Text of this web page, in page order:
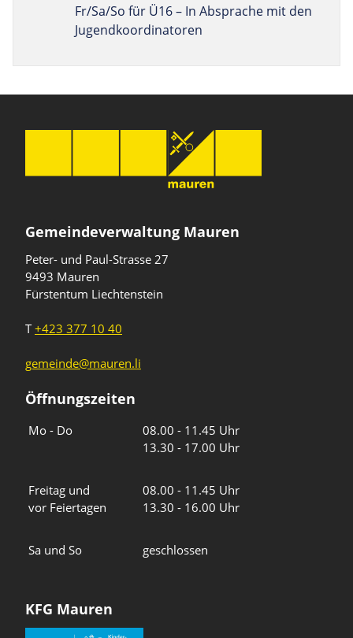
Fr/Sa/So für Ü16 – In Absprache mit den
Jugend­koordinatoren
Gemeindeverwaltung Mauren
Peter- und Paul-Strasse 27
9493 Mauren
Fürstentum Liechtenstein
T+423 377 10 40
gemeinde@mauren.li
Öffnungszeiten
Mo - Do
08.00 - 11.45 Uhr
13.30 - 17.00 Uhr
Freitag und
vor Feiertagen
08.00 - 11.45 Uhr
13.30 - 16.00 Uhr
Sa und So geschlossen
KFG Mauren